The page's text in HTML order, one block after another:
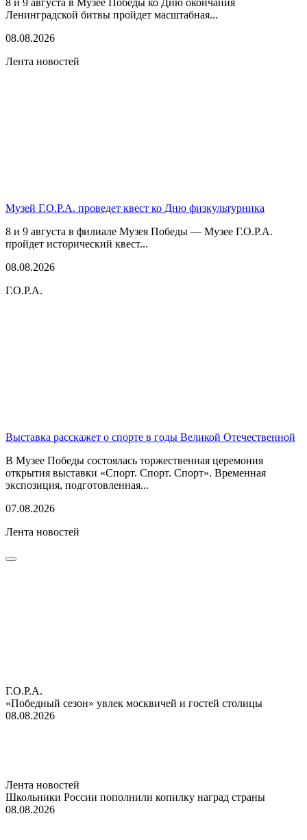
Ленинградской битвы пройдет масштабная...
08.08.2026
Лента новостей
Музей Г.О.Р.А. проведет квест ко Дню физкультурника
8 и 9 августа в филиале Музея Победы — Музее Г.О.Р.А.
пройдет исторический квест...
08.08.2026
Г.О.Р.А.
Выставка расскажет о спорте в годы Великой Отечественной
В Музее Победы состоялась торжественная церемония
открытия выставки «Спорт. Спорт. Спорт». Временная
экспозиция, подготовленная...
07.08.2026
Лента новостей
Г.О.Р.А.
«Победный сезон» увлек москвичей и гостей столицы
08.08.2026
Лента новостей
Школьники России пополнили копилку наград страны
08.08.2026